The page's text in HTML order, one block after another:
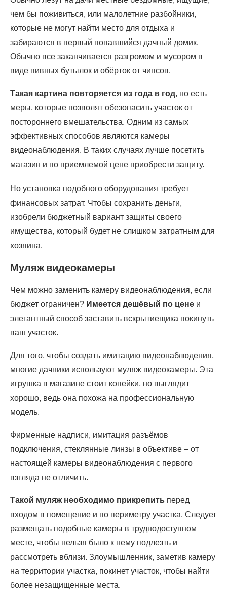
чем бы поживиться, или малолетние разбойники,
которые не могут найти место для отдыха и
забираются в первый попавшийся дачный домик.
Обычно все заканчивается разгромом и мусором в
виде пивных бутылок и обёрток от чипсов.
Такая картина повторяется из года в год, но есть
меры, которые позволят обезопасить участок от
постороннего вмешательства. Одним из самых
эффективных способов являются камеры
видеонаблюдения. В таких случаях лучше посетить
магазин и по приемлемой цене приобрести защиту.
Но установка подобного оборудования требует
финансовых затрат. Чтобы сохранить деньги,
изобрели бюджетный вариант защиты своего
имущества, который будет не слишком затратным для
хозяина.
Муляж видеокамеры
Чем можно заменить камеру видеонаблюдения, если
бюджет ограничен? Имеется дешёвый по цене и
элегантный способ заставить вскрытиещика покинуть
ваш участок.
Для того, чтобы создать имитацию видеонаблюдения,
многие дачники используют муляж видеокамеры. Эта
игрушка в магазине стоит копейки, но выглядит
хорошо, ведь она похожа на профессиональную
модель.
Фирменные надписи, имитация разъёмов
подключения, стеклянные линзы в объективе – от
настоящей камеры видеонаблюдения с первого
взгляда не отличить.
Такой муляж необходимо прикрепить перед
входом в помещение и по периметру участка. Следует
размещать подобные камеры в труднодоступном
месте, чтобы нельзя было к нему подлезть и
рассмотреть вблизи. Злоумышленник, заметив камеру
на территории участка, покинет участок, чтобы найти
более незащищенные места.